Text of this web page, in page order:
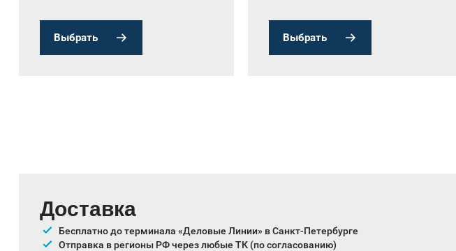
Выбрать Выбрать
Доставка
Бесплатно до терминала «Деловые Линии» в Санкт-Петербурге
Отправка в регионы РФ через любые ТК (по согласованию)